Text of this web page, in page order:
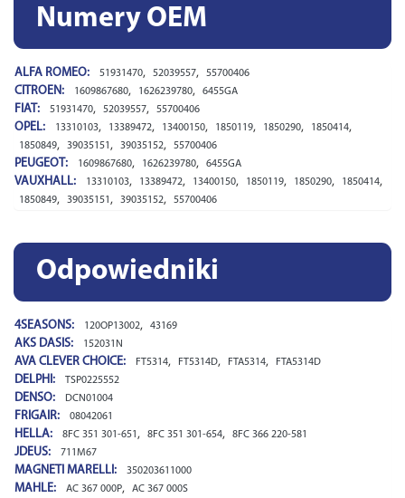
Numery OEM
ALFA ROMEO: 51931470, 52039557, 55700406
CITROEN: 1609867680, 1626239780, 6455GA
FIAT: 51931470, 52039557, 55700406
OPEL: 13310103, 13389472, 13400150, 1850119, 1850290, 1850414,
1850849, 39035151 , 39035152, 55700406
PEUGEOT: 1609867680, 1626239780, 6455GA
VAUXHALL: 13310103, 13389472, 13400150, 1850119, 1850290, 1850414,
1850849, 39035151 , 39035152, 55700406
Odpowiedniki
4SEASONS: 120OP13002, 43169
AKS DASIS: 152031N
AVA CLEVER CHOICE: FT5314, FT5314D, FTA5314, FTA5314D
DELPHI: TSP0225552
DENSO: DCN01004
FRIGAIR: 08042061
HELLA: 8FC 351 301-651 , 8FC 351 301-654, 8FC 366 220-581
JDEUS: 711M67
MAGNETI MARELLI: 350203611000
MAHLE: AC 367 000P, AC 367 000S